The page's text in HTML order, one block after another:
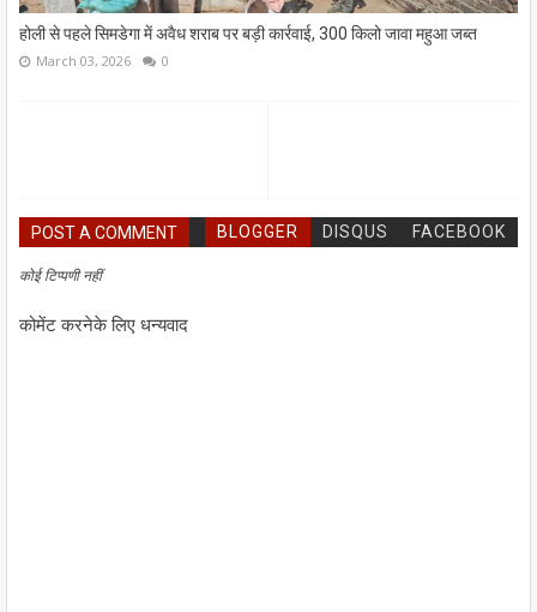
होली से पहले सिमडेगा में अवैध शराब पर बड़ी कार्रवाई, 300 किलो जावा महुआ जब्त
March 03, 2026 0
POST A COMMENT BLOGGER DISQUS FACEBOOK
कोई टिप्पणी नहीं
कोमेंट करनेके लिए धन्यवाद